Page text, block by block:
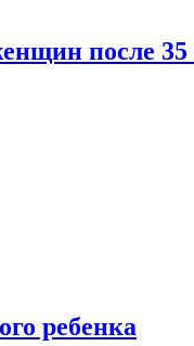
после 35
ребенка